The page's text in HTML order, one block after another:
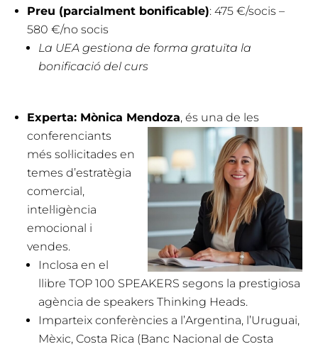
Preu (parcialment bonificable): 475 €/socis –
580 €/no socis
La UEA gestiona de forma gratuïta la
bonificació del curs
Experta: Mònica Mendoza, és una de les
conferenciants
més sol·licitades en
temes d’estratègia
comercial,
intel·ligència
emocional i
vendes.
Inclosa en el
llibre TOP 100 SPEAKERS segons la prestigiosa
agència de speakers Thinking Heads.
Imparteix conferències a l’Argentina, l’Uruguai,
Mèxic, Costa Rica (Banc Nacional de Costa